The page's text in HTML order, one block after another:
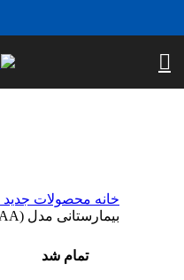
خانه محصولات جدید
بیمارستانی مدل (AA)
تمام شد
تمام شد